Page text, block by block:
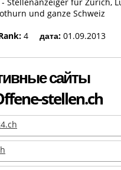
und ganze Schweiz
4 дата: 01.09.2013
сайты
stellen.ch